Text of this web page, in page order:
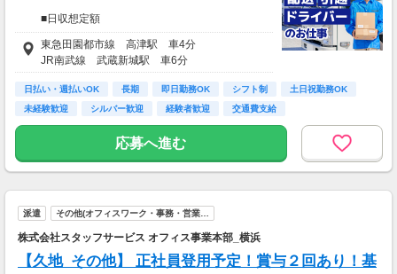
■日収想定額
16,400円～19,300円
■月収想定額
345,000円～426,000円
※日収額・月収額の最大値は残業・割増等を含
む見込み額となります。
※交通費は別途実費分支給！（規定あり）
※上記月収額は月間21日～22日出勤した場合の
■その他補足
時間外勤務をした場合の見込み額となります。
東急田園都市線 高津駅 車4分
JR南武線 武蔵新城駅 車6分
日払い・週払いOK 長期 即日勤務OK シフト制
土日祝勤務OK
未経験歓迎
シルバー歓迎 経験者歓迎 交通費支給
応募へ進む
派遣 その他(オフィスワーク・事務・営業…
株式会社スタッフサービス オフィス事業本部_横浜
【久地_その他】 正社員登用予定！賞与２回あり！基